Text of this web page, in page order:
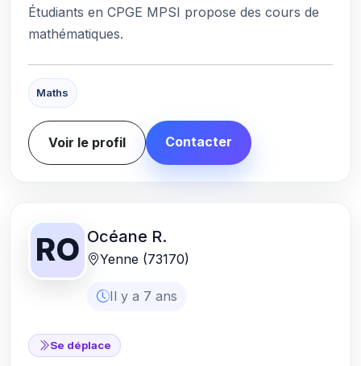
Étudiants en CPGE MPSI propose des cours de
mathématiques.
Maths
Voir le profil Contacter
RO Océane R.
Yenne (73170)
Il y a 7 ans
Se déplace